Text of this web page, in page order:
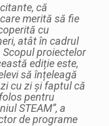
că
merită să fie
cu
atât în cadrul
proiectelor
ediție este,
să înțeleagă
cu zi și faptul că
pentru
STEAM”, a
de programe